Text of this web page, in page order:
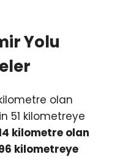
Yolu
olan
51 kilometreye
kilometre olan
kilometreye